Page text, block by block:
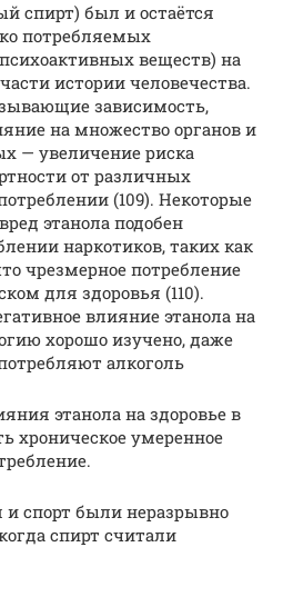
спирт) был и остаётся
потребляемых
веществ) на
истории человечества.
зависимость,
на множество органов и
— увеличение риска
от различных
(109). Некоторые
этанола подобен
наркотиков, таких как
чрезмерное потребление
для здоровья (110).
влияние этанола на
хорошо изучено, даже
алкоголь
этанола на здоровье в
хроническое умеренное
и спорт были неразрывно
спирт считали